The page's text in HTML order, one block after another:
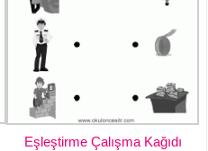
Eşleştirme Çalışma Kağıdı